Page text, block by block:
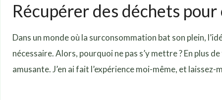
Récupérer des déchets
Dans un monde où la surconsommation bat son plein,
nécessaire. Alors, pourquoi ne pas s’y mettre ? En plus
amusante. J’en ai fait l’expérience moi-même, et